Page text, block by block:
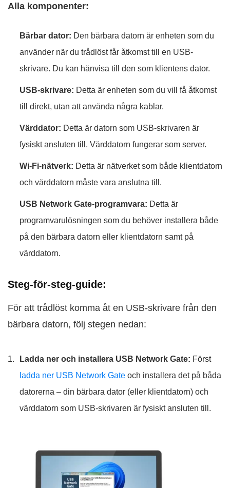
Alla komponenter:
Bärbar dator: Den bärbara datorn är enheten som du
använder när du trådlöst får åtkomst till en USB-
skrivare. Du kan hänvisa till den som klientens dator.
USB-skrivare: Detta är enheten som du vill få åtkomst
till direkt, utan att använda några kablar.
Värddator: Detta är datorn som USB-skrivaren är
fysiskt ansluten till. Värddatorn fungerar som server.
Wi‑Fi-nätverk: Detta är nätverket som både klientdatorn
och värddatorn måste vara anslutna till.
USB Network Gate-programvara: Detta är
programvarulösningen som du behöver installera både
på den bärbara datorn eller klientdatorn samt på
värddatorn.
Steg-för-steg-guide:
För att trådlöst komma åt en USB-skrivare från den
bärbara datorn, följ stegen nedan:
Ladda ner och installera USB Network Gate: Först
ladda ner USB Network Gate och installera det på båda
datorerna – din bärbara dator (eller klientdatorn) och
värddatorn som USB-skrivaren är fysiskt ansluten till.